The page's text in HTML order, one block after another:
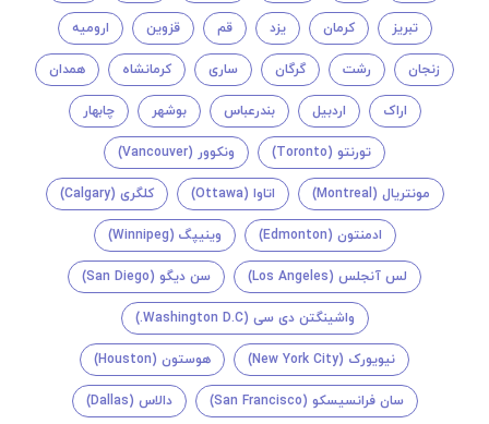
تبریز کرمان یزد قم قزوین ارومیه
زنجان رشت گرگان ساری کرمانشاه همدان
اراک اردبیل بندرعباس بوشهر چابهار
تورنتو (Toronto) ونکوور (Vancouver)
مونتريال (Montreal) اتاوا (Ottawa) کلگری (Calgary)
ادمنتون (Edmonton) وینیپگ (Winnipeg)
لس آنجلس (Los Angeles) سن دیگو (San Diego)
واشینگتن دی سی (Washington D.C.)
نیویورک (New York City) هوستون (Houston)
سان فرانسیسکو (San Francisco) دالاس (Dallas)